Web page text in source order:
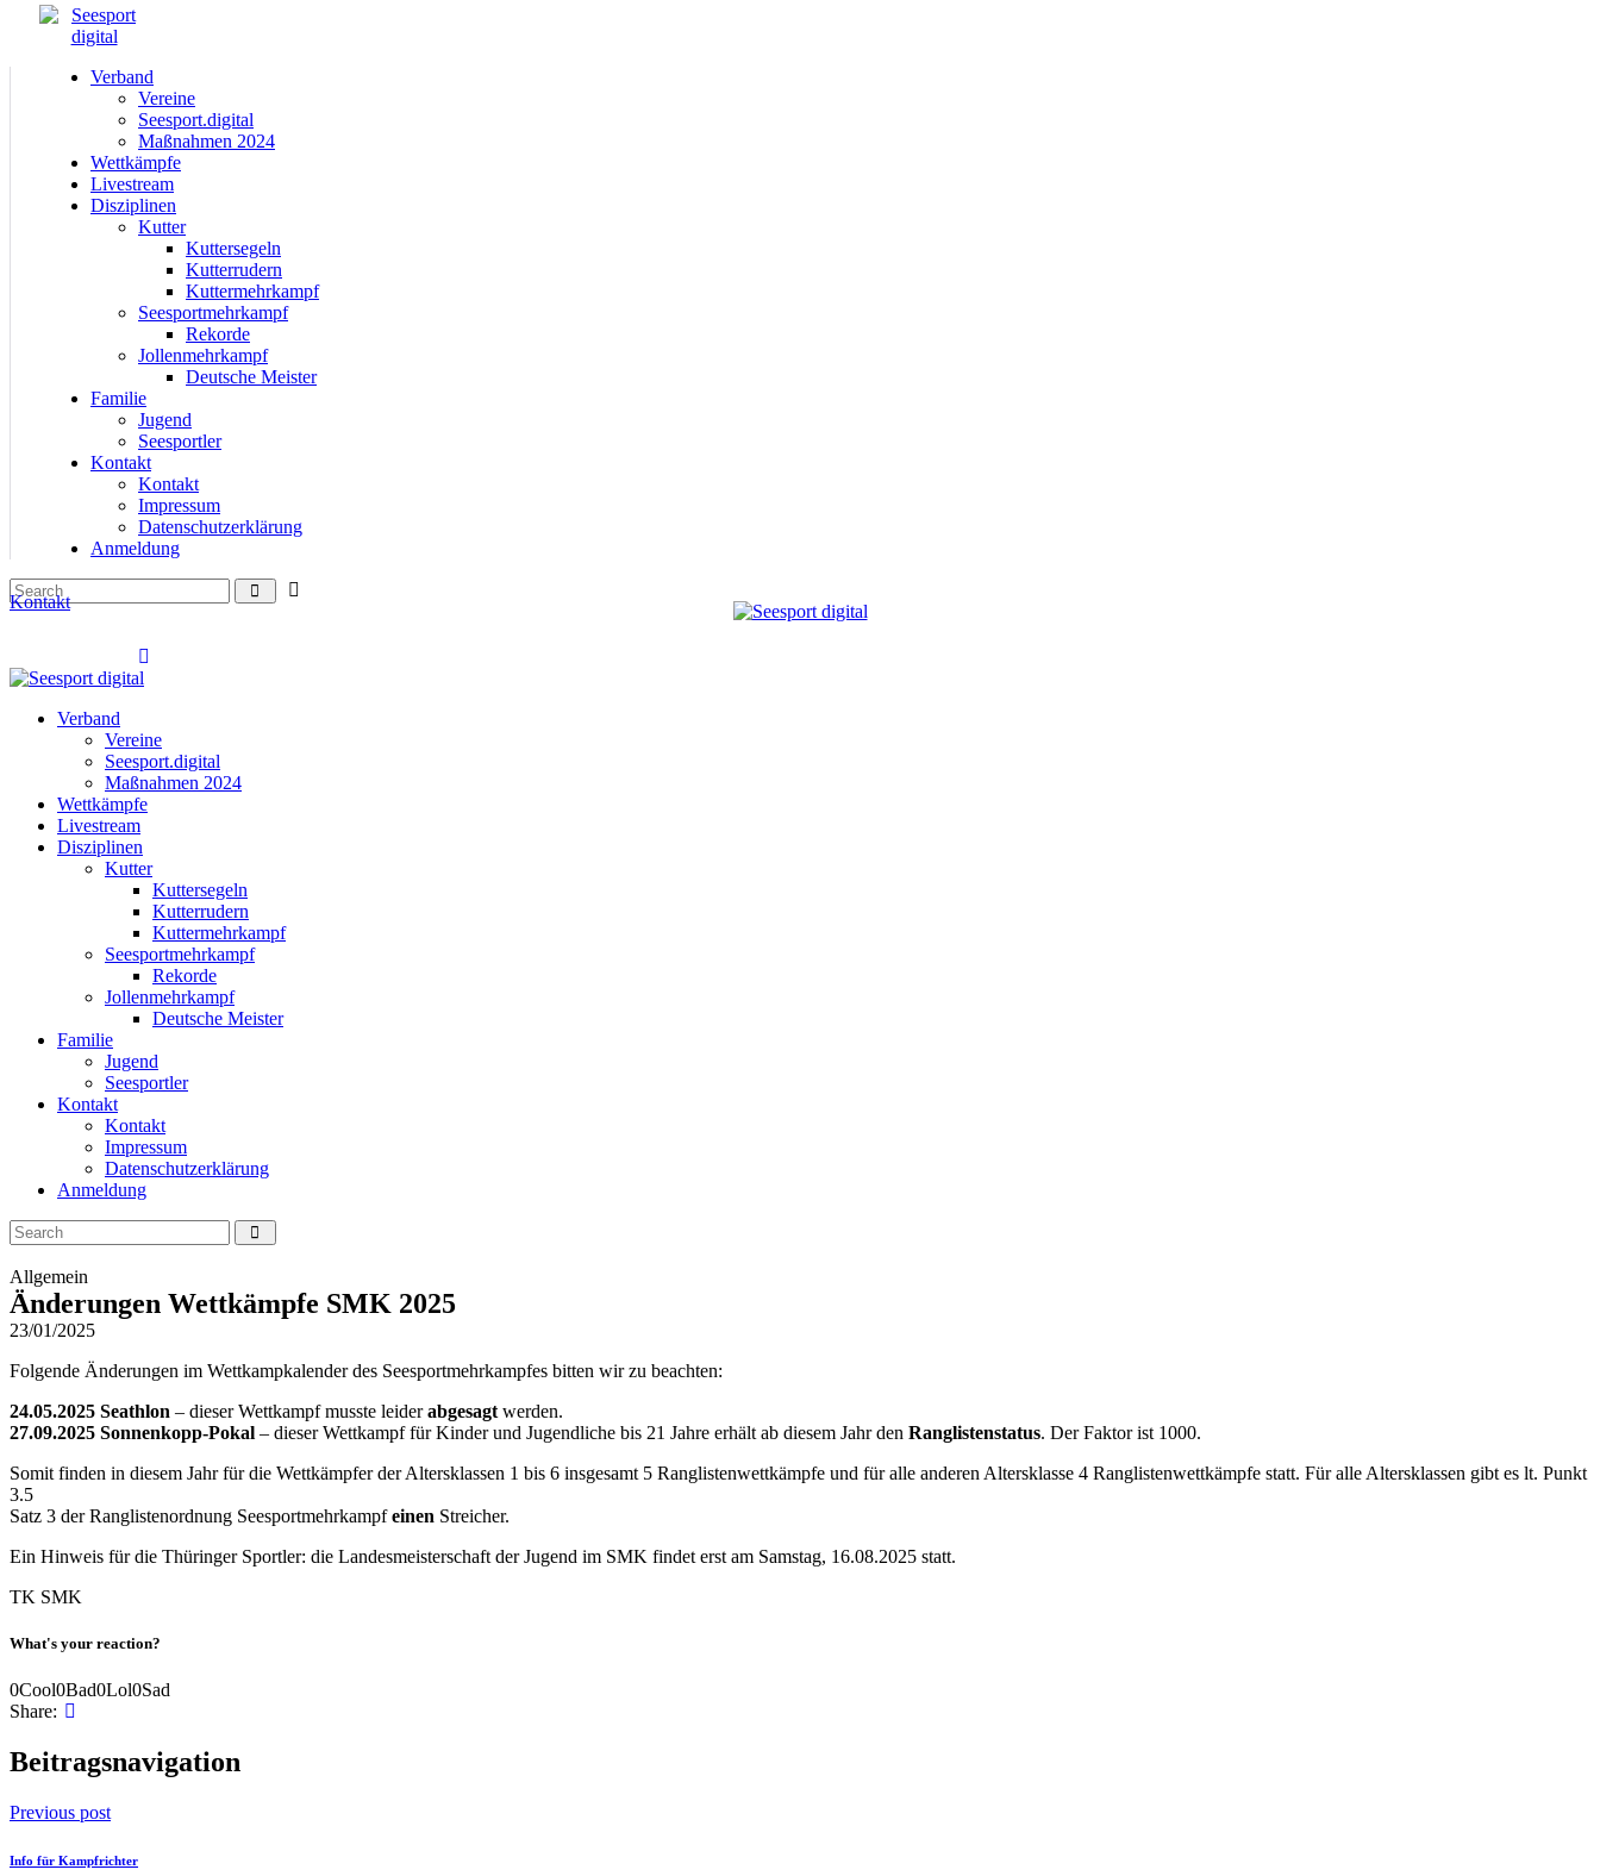
Verband
Vereine
Seesport.digital
Maßnahmen 2024
Wettkämpfe
Livestream
Disziplinen
Kutter
Kuttersegeln
Kutterrudern
Kuttermehrkampf
Seesportmehrkampf
Rekorde
Jollenmehrkampf
Deutsche Meister
Familie
Jugend
Seesportler
Kontakt
Kontakt
Impressum
Datenschutzerklärung
Anmeldung
Kontakt
Verband
Vereine
Seesport.digital
Maßnahmen 2024
Wettkämpfe
Livestream
Disziplinen
Kutter
Kuttersegeln
Kutterrudern
Kuttermehrkampf
Seesportmehrkampf
Rekorde
Jollenmehrkampf
Deutsche Meister
Familie
Jugend
Seesportler
Kontakt
Kontakt
Impressum
Datenschutzerklärung
Anmeldung
Allgemein
Änderungen Wettkämpfe SMK 2025
23/01/2025
Folgende Änderungen im Wettkampkalender des Seesportmehrkampfes bitten wir zu beachten:
24.05.2025 Seathlon – dieser Wettkampf musste leiderabgesagt werden.
27.09.2025 Sonnenkopp-Pokal – dieser Wettkampf für Kinder und Jugendliche bis 21 Jahre erhält ab diesem Jahr den Ranglistenstatus. Der Faktor ist 1000.
Somit finden in diesem Jahr für die Wettkämpfer der Altersklassen 1 bis 6 insgesamt 5 Ranglistenwettkämpfe und für alle anderen Altersklasse 4 Ranglistenwettkämpfe statt. Für alle Altersklassen gibt es lt. Punkt
3.5
Satz 3 der Ranglistenordnung Seesportmehrkampfeinen Streicher.
Ein Hinweis für die Thüringer Sportler: die Landesmeisterschaft der Jugend im SMK findet erst am Samstag, 16.08.2025 statt.
TK SMK
What's your reaction?
0Cool0Bad0Lol0Sad
Share:
Beitragsnavigation
Previous post
Info für Kampfrichter